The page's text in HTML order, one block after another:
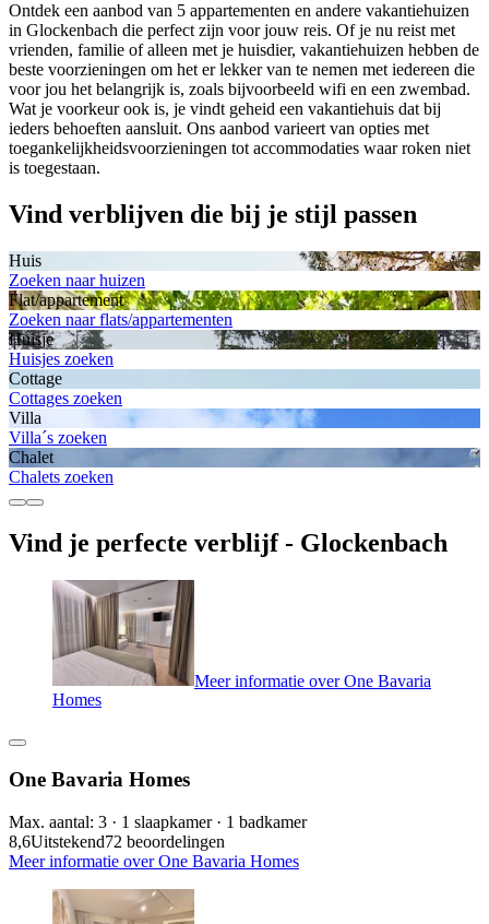
Ontdek een aanbod van 5 appartementen en andere vakantiehuizen
in Glockenbach die perfect zijn voor jouw reis. Of je nu reist met
vrienden, familie of alleen met je huisdier, vakantiehuizen hebben de
beste voorzieningen om het er lekker van te nemen met iedereen die
voor jou het belangrijk is, zoals bijvoorbeeld wifi en een zwembad.
Wat je voorkeur ook is, je vindt geheid een vakantiehuis dat bij
ieders behoeften aansluit. Ons aanbod varieert van opties met
toegankelijkheidsvoorzieningen tot accommodaties waar roken niet
is toegestaan.
Vind verblijven die bij je stijl passen
Huis
Zoeken naar huizen
Flat/appartement
Zoeken naar flats/appartementen
Huisje
Huisjes zoeken
Cottage
Cottages zoeken
Villa
Villa´s zoeken
Chalet
Chalets zoeken
Vind je perfecte verblijf - Glockenbach
Meer informatie over One Bavaria
Homes
One Bavaria Homes
Max. aantal: 3 · 1 slaapkamer · 1 badkamer
8,6Uitstekend72 beoordelingen
Meer informatie over One Bavaria Homes